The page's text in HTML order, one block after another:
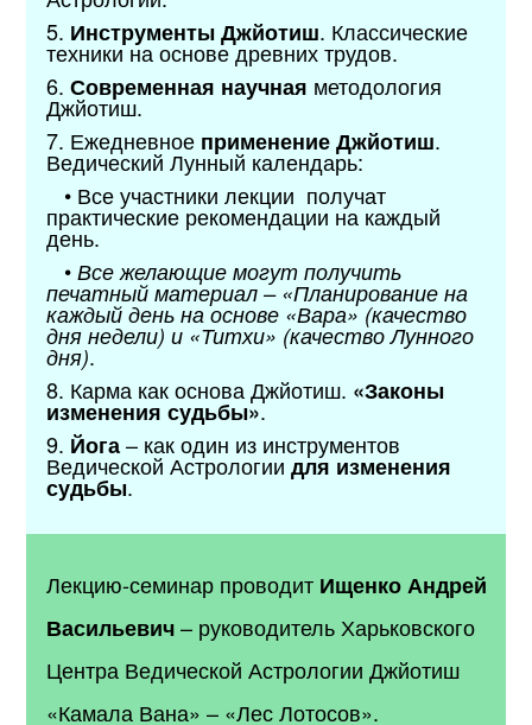
5. Инструменты Джйотиш. Классические
техники на основе древних трудов.
6.Современная научная методология
Джйотиш.
7. Ежедневное применение Джйотиш.
Ведический Лунный календарь:
• Все участники лекции получат
практические рекомендации на каждый
день.
•Все желающие могут получить
печатный материал – «Планирование на
каждый день на основе «Вара» (качество
дня недели) и «Титхи» (качество Лунного
дня).
8. Карма как основа Джйотиш. «Законы
изменения судьбы».
9. Йога– как один из инструментов
Ведической Астрологиидля изменения
судьбы.
Лекцию-семинар проводит Ищенко Андрей
Васильевич– руководитель Харьковского
Центра Ведической Астрологии Джйотиш
«Камала Вана» – «Лес Лотосов».